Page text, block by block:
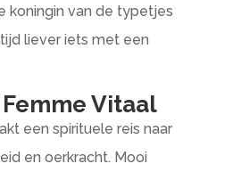
koningin van de typetjes
liever iets met een
Vitaal
een spirituele reis naar
en oerkracht. Mooi